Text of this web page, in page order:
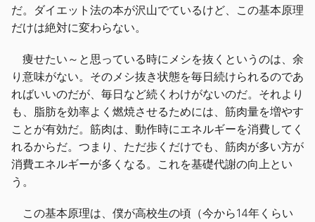
だ。ダイエット法の本が沢山でているけど、この基本原理
だけは絶対に変わらない。
痩せたい～と思っている時にメシを抜くというのは、余
り意味がない。そのメシ抜き状態を毎日続けられるのであ
ればいいのだが、毎日など続くわけがないのだ。それより
も、脂肪を効率よく燃焼させるためには、筋肉量を増やす
ことが有効だ。筋肉は、動作時にエネルギーを消費してく
れるからだ。つまり、ただ歩くだけでも、筋肉が多い方が
消費エネルギーが多くなる。これを基礎代謝の向上とい
う。
この基本原理は、僕が高校生の頃（今から14年くらい